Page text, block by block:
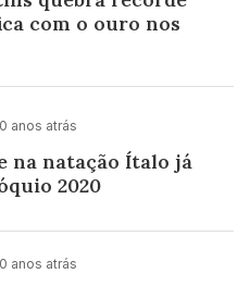
com o ouro nos
anos atrás
na natação Ítalo já
2020
anos atrás